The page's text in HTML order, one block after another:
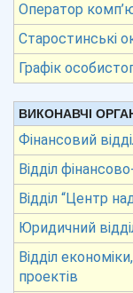
Оператор
Старостинські
Графік
ВИКОНАВЧІ
Фінансовий
Відділ
Відділ “Центр
Юридичний
Відділ
проектів